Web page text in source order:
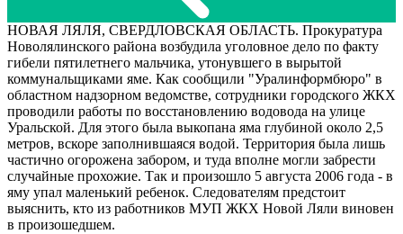
НОВАЯ ЛЯЛЯ, СВЕРДЛОВСКАЯ ОБЛАСТЬ. Прокуратура
Новолялинского района возбудила уголовное дело по факту
гибели пятилетнего мальчика, утонувшего в вырытой
коммунальщиками яме. Как сообщили "Уралинформбюро" в
областном надзорном ведомстве, сотрудники городского ЖКХ
проводили работы по восстановлению водовода на улице
Уральской. Для этого была выкопана яма глубиной около 2,5
метров, вскоре заполнившаяся водой. Территория была лишь
частично огорожена забором, и туда вполне могли забрести
случайные прохожие. Так и произошло 5 августа 2006 года - в
яму упал маленький ребенок. Следователям предстоит
выяснить, кто из работников МУП ЖКХ Новой Ляли виновен
в произошедшем.